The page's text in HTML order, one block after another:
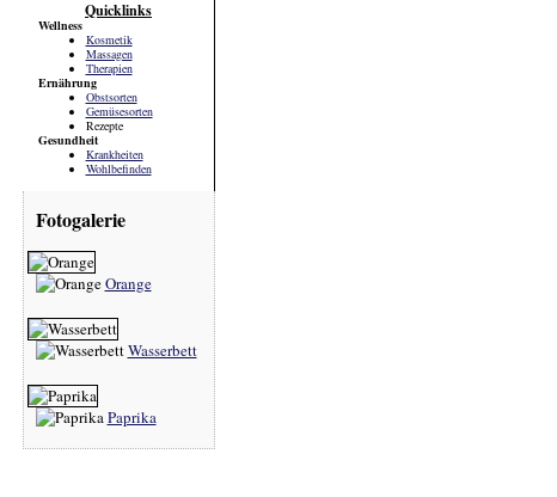
Fotogalerie
Orange
Wasserbett
Paprika
Quicklinks
Wellness
Kosmetik
Massagen
Therapien
Ernährung
Obstsorten
Gemüsesorten
Rezepte
Gesundheit
Krankheiten
Wohlbefinden